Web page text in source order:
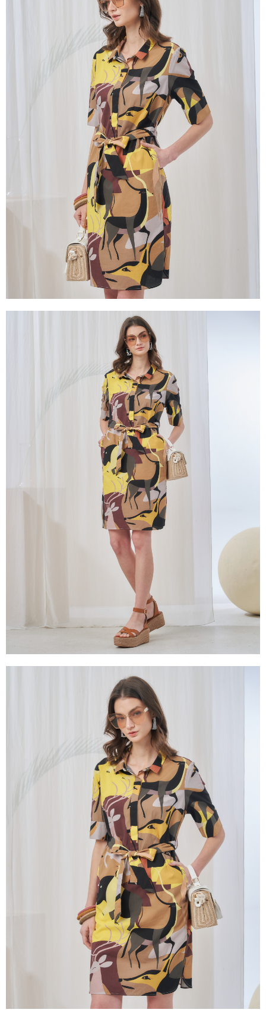
1.分期款項不併入電信帳單，「大哥付你分期」於每月結算日後寄送繳費提
2.透過簡訊連結打開帳單後，可選擇「超商條碼／台灣大直營門市／銀行轉
帳／街口支付／iPASS MONEY」等通路繳費。
1.本服務係由「台灣大哥大股份有限公司」（以下簡稱本公司）所提供，讓
用戶於交易時，得透過本服務購買商品或服務，並由商店將買賣／分期付款
買賣價金債權讓與本公司後，依約使用本公司帳單繳交帳款。
2.基於同意付款使用「大哥付你分期」之契約關係目的，商店將以您的個人
資料（包含姓名、電話或地址）提供予台灣大哥大進項蒐集、處理及利用，
由本公司與您本人進行分期帳單所需資料之確認、核對及更正。
3.完整用戶服務條款，請詳閱以下連結：https://oppay.tw/userRule
３．安心：先確認商品／服務後，再付款。
【「AFTEE先享後付」結帳流程】
１．於結帳方式選擇「AFTEE先享後付」後，將跳轉至「AFTEE先享後付」
結帳頁面，進行簡訊認證並確認金額後，即可完成結帳。
２．訂單成立數日內，您將收到繳費通知簡訊。
３．收到繳費通知簡訊後14天內，點擊此簡訊中的連結，可透過四大超商／
ATM／網路銀行／等多元方式進行付款，方視為交易完成。
※ 請注意：結帳手續完成當下不需立刻繳費，但若您需要取消訂單，請聯絡
購買商品的店家。未經商家同意取消之訂單仍視為有效，需透過AFTEE先享
※ 交易是否成功請以「AFTEE先享後付 」之結帳頁面顯示為準，若有關於
是否繳費成功／繳費後需取消欲退款等相關疑問，請聯繫「AFTEE先享後付
https://netprotections.freshdesk.com/support/home
１．透過由恩沛科技股份有限公司提供之「AFTEE先享後付」服務完成之交
易，需依本服務之必要範圍內提供個人資料，並將交易相關給付款項請求債
權轉讓予恩沛科技股份有限公司。
２．關於個人資料處理事宜，請瀏覽以下網址：
https://aftee.tw/terms/#terms3
３．未成年的使用者請事先徵得法定代理人或監護人之同意方可使用
「AFTEE先享後付」，若未經同意申辦者引起之損失，本公司不負相關責
４．使用「AFTEE先享後付」時，將依據個別帳號之用戶狀況，依本公司即
時審查核予不同之上限額度；若仍有額度不足之情形，本公司將視審查結果
請求用戶進行身份認證。
５．嚴禁一人註冊多個帳號或使用他人資訊註冊。若發現惡意使用之情形，
每筆NT$120，滿NT$2,000(含以上)免運費
每筆NT$120，滿NT$2,000(含以上)免運費
每筆NT$120，滿NT$2,000(含以上)免運費